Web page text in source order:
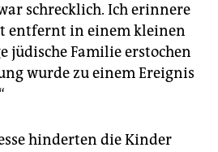
schrecklich. Ich erinnere
entfernt in einem kleinen
jüdische Familie erstochen
wurde zu einem Ereignis
hinderten die Kinder